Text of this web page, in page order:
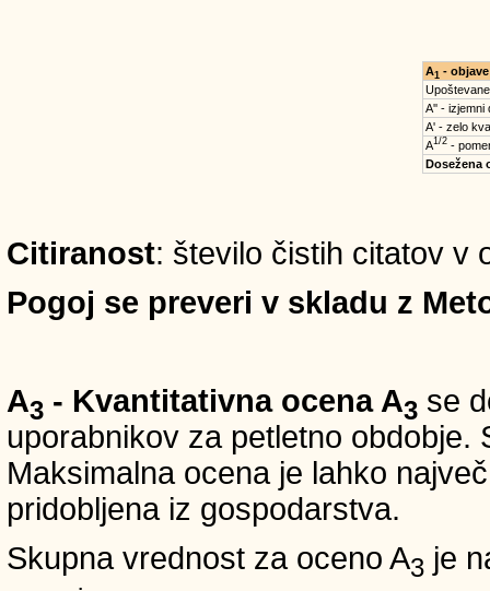
A1 - objave
A'' - izjemni
A' - zelo
A1/2-
Dosežena
Citiranost: število čistih citatov v
Pogoj se preveri v skladu z
A3 - Kvantitativna ocena A3 se
uporabnikov za petletno obdobje.
Maksimalna ocena je lahko
pridobljena iz gospodarstva.
Skupna vrednost za oceno A3 je